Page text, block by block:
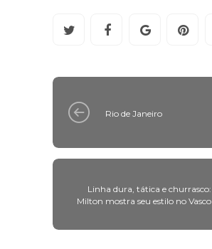
Rio de Janeiro
Linha dura, tática e churrasco:
Milton mostra seu estilo no Vasco